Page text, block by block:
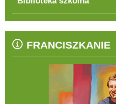
FRANCISZKANIE